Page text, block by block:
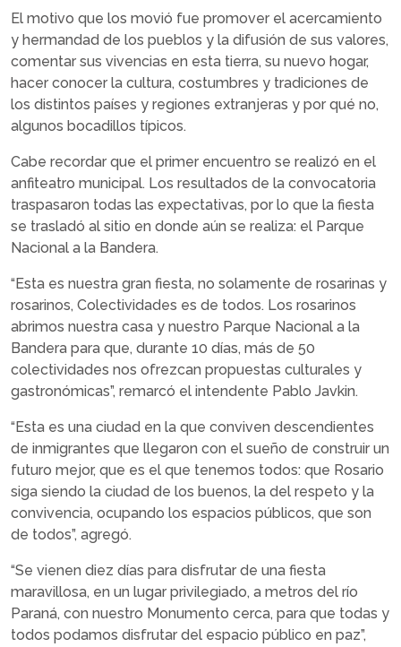
El motivo que los movió fue promover el acercamiento
y hermandad de los pueblos y la difusión de sus valores,
comentar sus vivencias en esta tierra, su nuevo hogar,
hacer conocer la cultura, costumbres y tradiciones de
los distintos países y regiones extranjeras y por qué no,
algunos bocadillos típicos.
Cabe recordar que el primer encuentro se realizó en el
anfiteatro municipal. Los resultados de la convocatoria
traspasaron todas las expectativas, por lo que la fiesta
se trasladó al sitio en donde aún se realiza: el Parque
Nacional a la Bandera.
“Esta es nuestra gran fiesta, no solamente de rosarinas y
rosarinos, Colectividades es de todos. Los rosarinos
abrimos nuestra casa y nuestro Parque Nacional a la
Bandera para que, durante 10 días, más de 50
colectividades nos ofrezcan propuestas culturales y
gastronómicas”, remarcó el intendente Pablo Javkin.
“Esta es una ciudad en la que conviven descendientes
de inmigrantes que llegaron con el sueño de construir un
futuro mejor, que es el que tenemos todos: que Rosario
siga siendo la ciudad de los buenos, la del respeto y la
convivencia, ocupando los espacios públicos, que son
de todos”, agregó.
“Se vienen diez días para disfrutar de una fiesta
maravillosa, en un lugar privilegiado, a metros del río
Paraná, con nuestro Monumento cerca, para que todas y
todos podamos disfrutar del espacio público en paz”,